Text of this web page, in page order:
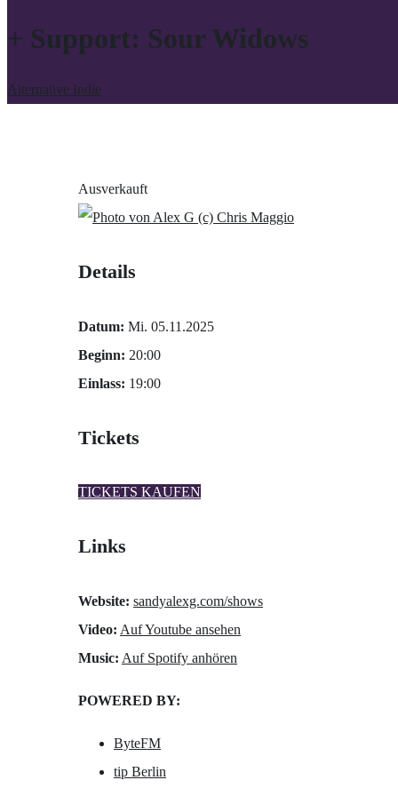
+ Support: Sour Widows
Alternative Indie
Ausverkauft
(c) Chris Maggio
Details
Datum: Mi. 05.11.2025
Beginn: 20:00
Einlass: 19:00
Tickets
TICKETS KAUFEN
Links
Website: sandyalexg.com/shows
Video: Auf Youtube ansehen
Music: Auf Spotify anhören
POWERED BY:
ByteFM
tip Berlin